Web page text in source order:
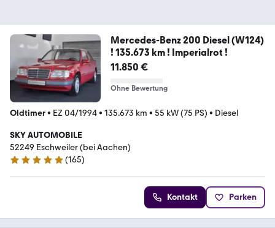
Mercedes-Benz 200 Diesel (W124)
! 135.673 km ! Imperialrot !
11.850 €
Ohne Bewertung
Oldtimer• EZ 04/1994• 135.673 km • 55 kW (75 PS) • Diesel
SKY AUTOMOBILE
52249 Eschweiler (bei Aachen)
4.9 Sterne
(165)
Kontakt Parken